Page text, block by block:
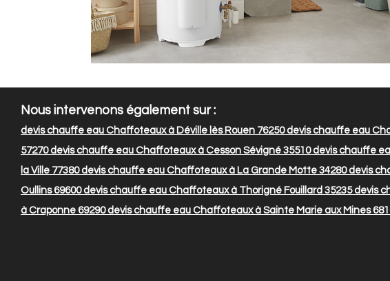
Nous intervenons également sur :
devis chauffe eau Chaffoteaux à Déville lès Rouen 76250devis chauffe eau
57270devis chauffe eau Chaffoteaux à Cesson Sévigné 35510devis chauffe
la Ville 77380devis chauffe eau Chaffoteaux à La Grande Motte 34280devis
Oullins 69600devis chauffe eau Chaffoteaux à Thorigné Fouillard 35235devis
à Craponne 69290devis chauffe eau Chaffoteaux à Sainte Marie aux Mines